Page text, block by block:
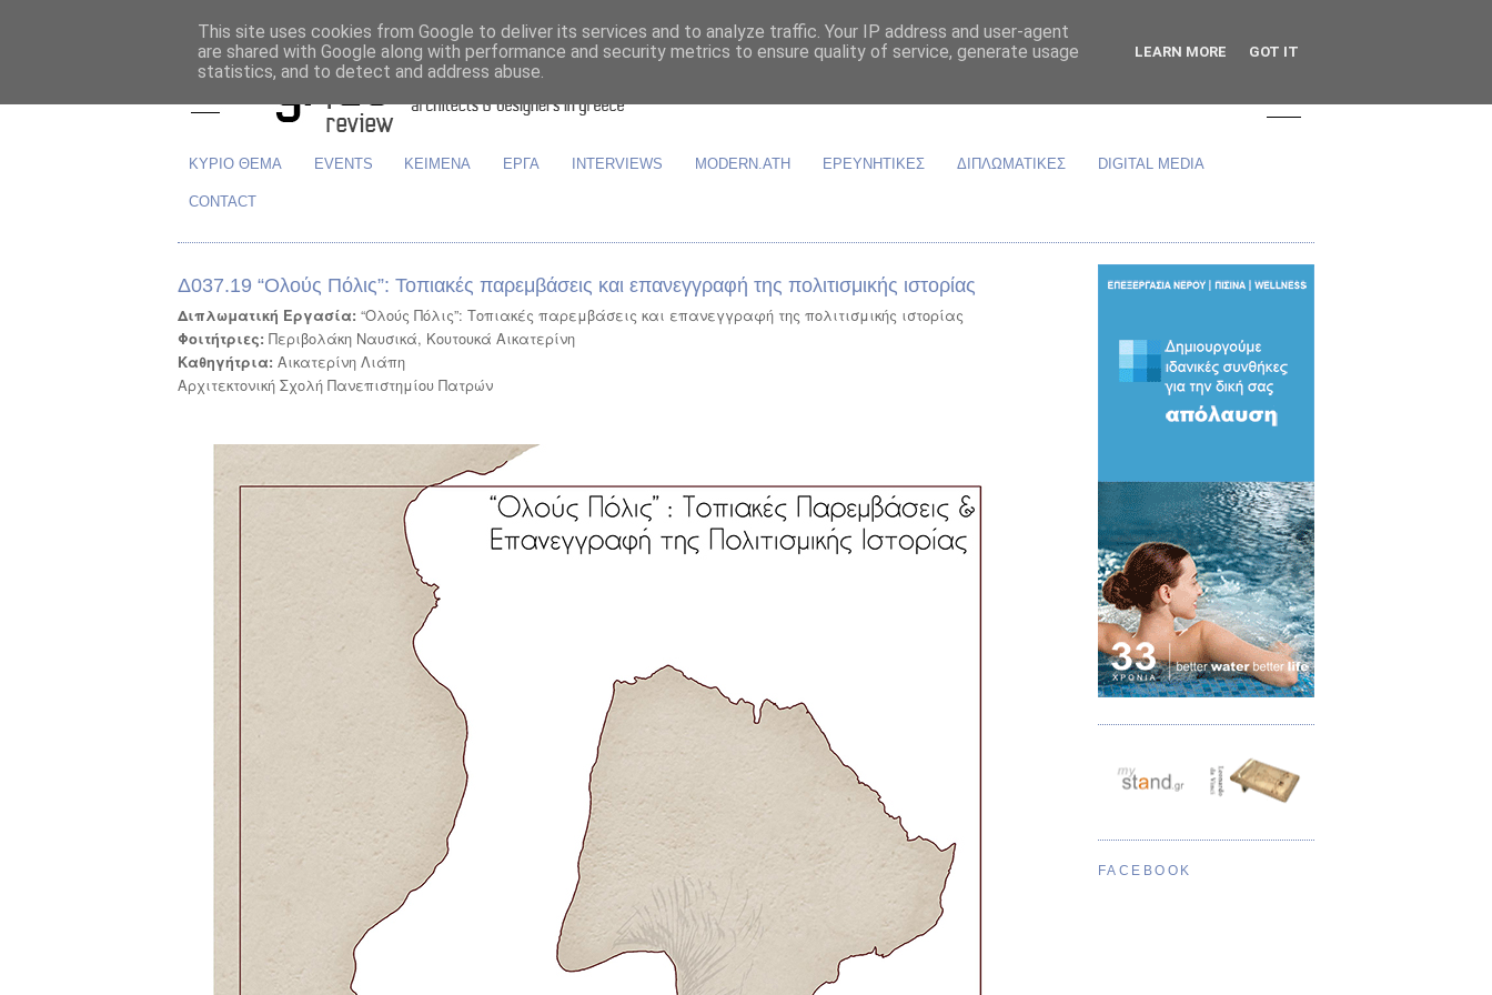
ΚΥΡΙΟ ΘΕΜΑ EVENTS ΚΕΙΜΕΝΑ ΕΡΓΑ INTERVIEWS MODERN.ATH ΕΡΕΥΝΗΤΙΚΕΣ ΔΙΠΛΩΜΑΤΙΚΕΣ DIGITAL MEDIA
CONTACT
Δ037.19 “Ολούς Πόλις”: Τοπιακές παρεμβάσεις και επανεγγραφή της πολιτισμικής ιστορίας
Διπλωματική Εργασία: “Ολούς Πόλις”: Τοπιακές παρεμβάσεις και επανεγγραφή της πολιτισμικής ιστορίας
Φοιτήτριες: Περιβολάκη Ναυσικά, Κουτουκά Αικατερίνη
Καθηγήτρια: Αικατερίνη Λιάπη
Αρχιτεκτονική Σχολή Πανεπιστημίου Πατρών
FACEBOOK
This site uses cookies from Google to deliver its services and to analyze traffic. Your IP address and user-agent
are shared with Google along with performance and security metrics to ensure quality of service, generate usage
statistics, and to detect and address abuse.
LEARN MORE GOT IT